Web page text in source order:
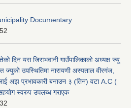
Documentary
दिन यस जिराभवानी गाउँपालिकाको अध्यक्ष ज्यु
उपस्थितिमा नारायणी अस्पताल वीरगंज,
अझ प्रभावकारी बनाउन ३ (तिन) वटा A.C (
स्वरुप उपलब्ध गराएक